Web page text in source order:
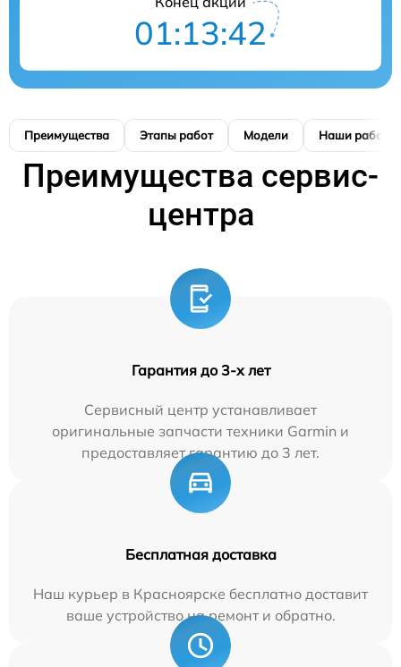
01:13:41
Преимущества Этапы работ Модели Наши работы
Преимущества сервис-
центра
Гарантия до 3-х лет
Сервисный центр устанавливает
оригинальные запчасти техники Garmin и
предоставляет гарантию до 3 лет.
Бесплатная доставка
Наш курьер в Красноярске бесплатно доставит
ваше устройство на ремонт и обратно.